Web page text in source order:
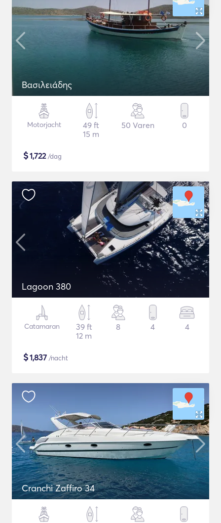
Βασιλειάδης
Motorjacht
49 ft
15 m
50 Varen 0
$1,722/dag
Lagoon 380
Catamaran
39 ft
12 m
8 4 4
$1,837 /nacht
Cranchi Zaffiro 34